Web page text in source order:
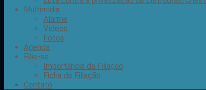
Multimídia
Alarme
Vídeos
Fotos
Agenda
Filie-se
Importância da Filiação
Ficha de Filiação
Contato